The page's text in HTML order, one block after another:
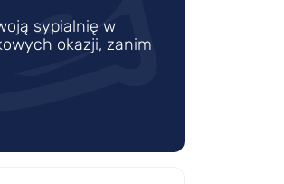
sypialnię w
okazji, zanim